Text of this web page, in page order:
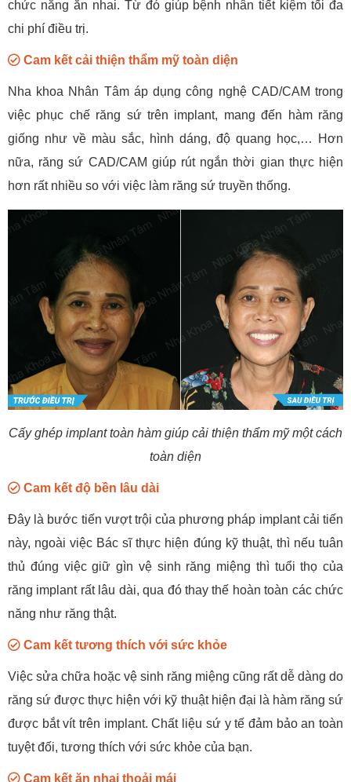
chức năng ăn nhai. Từ đó giúp bệnh nhân tiết kiệm tối đa
chi phí điều trị.
Cam kết cải thiện thẩm mỹ toàn diện
Nha khoa Nhân Tâm áp dụng công nghệ CAD/CAM trong
việc phục chế răng sứ trên implant, mang đến hàm răng
giống như về màu sắc, hình dáng, độ quang học,… Hơn
nữa, răng sứ CAD/CAM giúp rút ngắn thời gian thực hiện
hơn rất nhiều so với việc làm răng sứ truyền thống.
Cấy ghép implant toàn hàm giúp cải thiện thẩm mỹ một cách
toàn diện
Cam kết độ bền lâu dài
Đây là bước tiến vượt trội của phương pháp implant cải tiến
này, ngoài việc Bác sĩ thực hiện đúng kỹ thuật, thì nếu tuân
thủ đúng việc giữ gìn vệ sinh răng miệng thì tuổi thọ của
răng implant rất lâu dài, qua đó thay thế hoàn toàn các chức
năng như răng thật.
Cam kết tương thích với sức khỏe
Việc sửa chữa hoặc vệ sinh răng miệng cũng rất dễ dàng do
răng sứ được thực hiện với kỹ thuật hiện đại là hàm răng sứ
được bắt vít trên implant. Chất liệu sứ y tế đảm bảo an toàn
tuyệt đối, tương thích với sức khỏe của bạn.
Cam kết ăn nhai thoải mái